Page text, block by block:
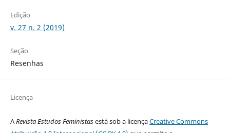
Edição
v. 27 n. 2 (2019)
Seção
Resenhas
Licença
ARevista Estudos Feministasestá sob a licençaCreative Commons